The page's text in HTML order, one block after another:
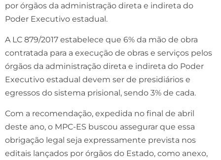
por órgãos da administração direta e indireta do
Poder Executivo estadual.
A LC 879/2017 estabelece que 6% da mão de obra
contratada para a execução de obras e serviços pelos
órgãos da administração direta e indireta do Poder
Executivo estadual devem ser de presidiários e
egressos do sistema prisional, sendo 3% de cada.
Com a recomendação, expedida no final de abril
deste ano, o MPC-ES buscou assegurar que essa
obrigação legal seja expressamente prevista nos
editais lançados por órgãos do Estado, como anexo,